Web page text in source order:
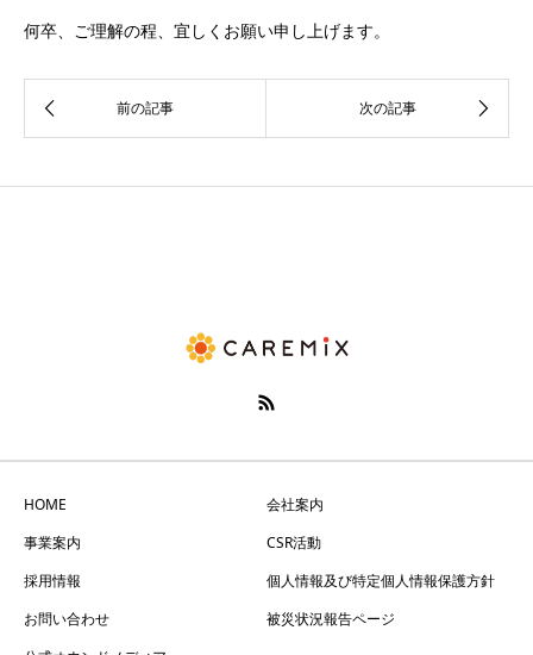
何卒、ご理解の程、宜しくお願い申し上げます。
HOME
会社案内
事業案内
CSR活動
採用情報
個人情報及び特定個人情報保護方針
お問い合わせ
被災状況報告ページ